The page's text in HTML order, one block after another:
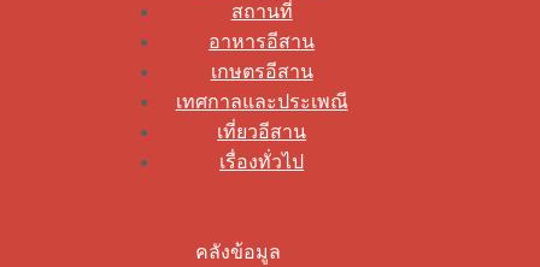
สถานที่
อาหารอีสาน
เกษตรอีสาน
เทศกาลและประเพณี
เที่ยวอีสาน
เรื่องทั่วไป
คลังข้อมูล